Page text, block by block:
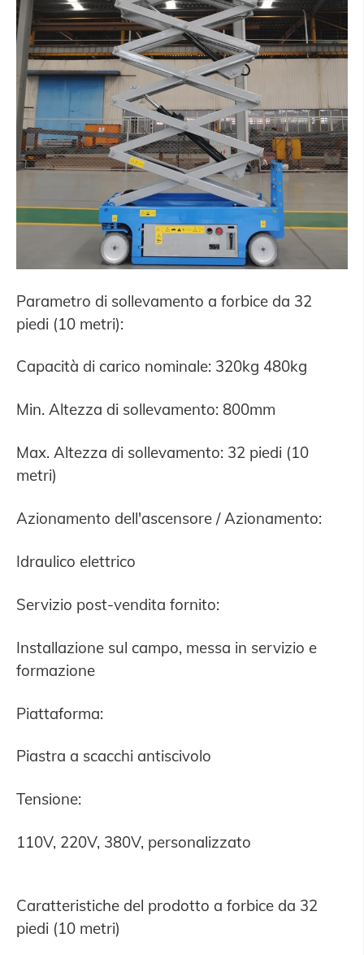
Parametro di sollevamento a forbice da 32
piedi (10 metri):
Capacità di carico nominale: 320kg 480kg
Min. Altezza di sollevamento: 800mm
Max. Altezza di sollevamento: 32 piedi (10
metri)
Azionamento dell'ascensore / Azionamento:
Idraulico elettrico
Servizio post-vendita fornito:
Installazione sul campo, messa in servizio e
formazione
Piattaforma:
Piastra a scacchi antiscivolo
Tensione:
110V, 220V, 380V, personalizzato
Caratteristiche del prodotto a forbice da 32
piedi (10 metri)